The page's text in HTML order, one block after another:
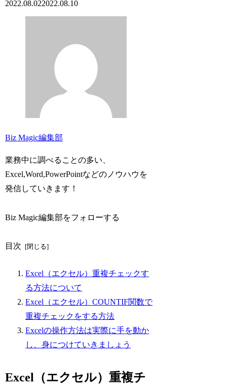
2022.08.022022.08.10
Biz Magic編集部
業務中に調べることの多い、
Excel,Word,PowerPointなどのノウハウを
発信していきます！
Biz Magic編集部をフォローする
目次
Excel（エクセル）重複チェックす
る方法について
Excel（エクセル）COUNTIF関数で
重複チェックをする方法
Excelの操作方法は実際に手を動か
し、身につけていきましょう
Excel（エクセル）重複チ